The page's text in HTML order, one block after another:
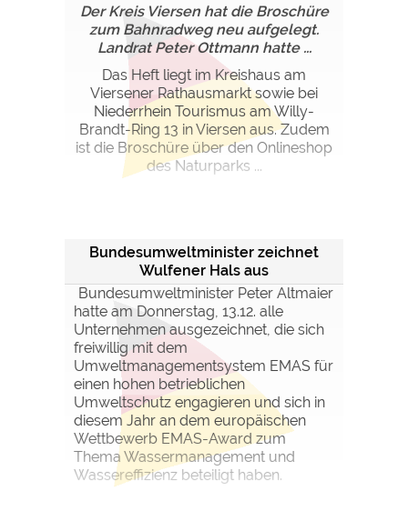
Der Kreis Viersen hat die Broschüre
zum Bahnradweg neu aufgelegt.
Landrat Peter Ottmann hatte ...
Das Heft liegt im Kreishaus am
Viersener Rathausmarkt sowie bei
Niederrhein Tourismus am Willy-
Brandt-Ring 13 in Viersen aus. Zudem
ist die Broschüre über den Onlineshop
des Naturparks ...
Bundesumweltminister zeichnet
Wulfener Hals aus
Bundesumweltminister Peter Altmaier
hatte am Donnerstag, 13.12. alle
Unternehmen ausgezeichnet, die sich
freiwillig mit dem
Umweltmanagementsystem EMAS für
einen hohen betrieblichen
Umweltschutz engagieren und sich in
diesem Jahr an dem europäischen
Wettbewerb EMAS-Award zum
Thema Wassermanagement und
Wassereffizienz beteiligt haben.